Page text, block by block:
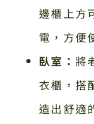
邊櫃上方
電，方便
臥室：將
衣櫃，搭
造出舒適